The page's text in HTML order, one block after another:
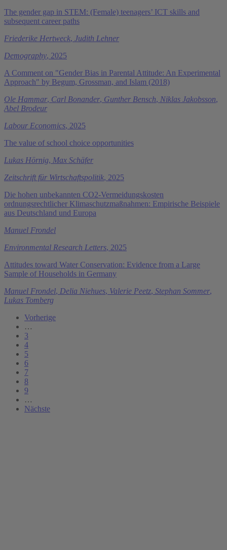
The gender gap in STEM: (Female) teenagers’ ICT skills and
subsequent career paths
Friederike Hertweck, Judith Lehner
Demography, 2025
A Comment on "Gender Bias in Parental Attitude: An Experimental
Approach" by Begum, Grossman, and Islam (2018)
Ole Hammar, Carl Bonander, Gunther Bensch, Niklas Jakobsson,
Abel Brodeur
Labour Economics, 2025
The value of school choice opportunities
Lukas Hörnig, Max Schäfer
Zeitschrift für Wirtschaftspolitik, 2025
Die hohen unbekannten CO2-Vermeidungskosten
ordnungsrechtlicher Klimaschutzmaßnahmen: Empirische Beispiele
aus Deutschland und Europa
Manuel Frondel
Environmental Research Letters, 2025
Attitudes toward Water Conservation: Evidence from a Large
Sample of Households in Germany
Manuel Frondel, Delia Niehues, Valerie Peetz, Stephan Sommer,
Lukas Tomberg
Vorherige
…
3
4
5
6
7
8
9
…
Nächste